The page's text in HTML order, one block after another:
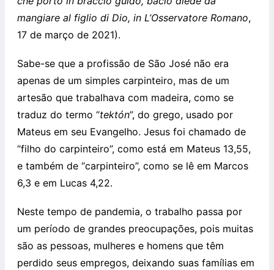
mangiare al figlio di Dio, in L’Osservatore Romano,
17 de março de 2021).
Sabe-se que a profissão de São José não era
apenas de um simples carpinteiro, mas de um
artesão que trabalhava com madeira, como se
traduz do termo “tektón”, do grego, usado por
Mateus em seu Evangelho. Jesus foi chamado de
“filho do carpinteiro”, como está em Mateus 13,55,
e também de “carpinteiro”, como se lê em Marcos
6,3 e em Lucas 4,22.
Neste tempo de pandemia, o trabalho passa por
um período de grandes preocupações, pois muitas
são as pessoas, mulheres e homens que têm
perdido seus empregos, deixando suas famílias em